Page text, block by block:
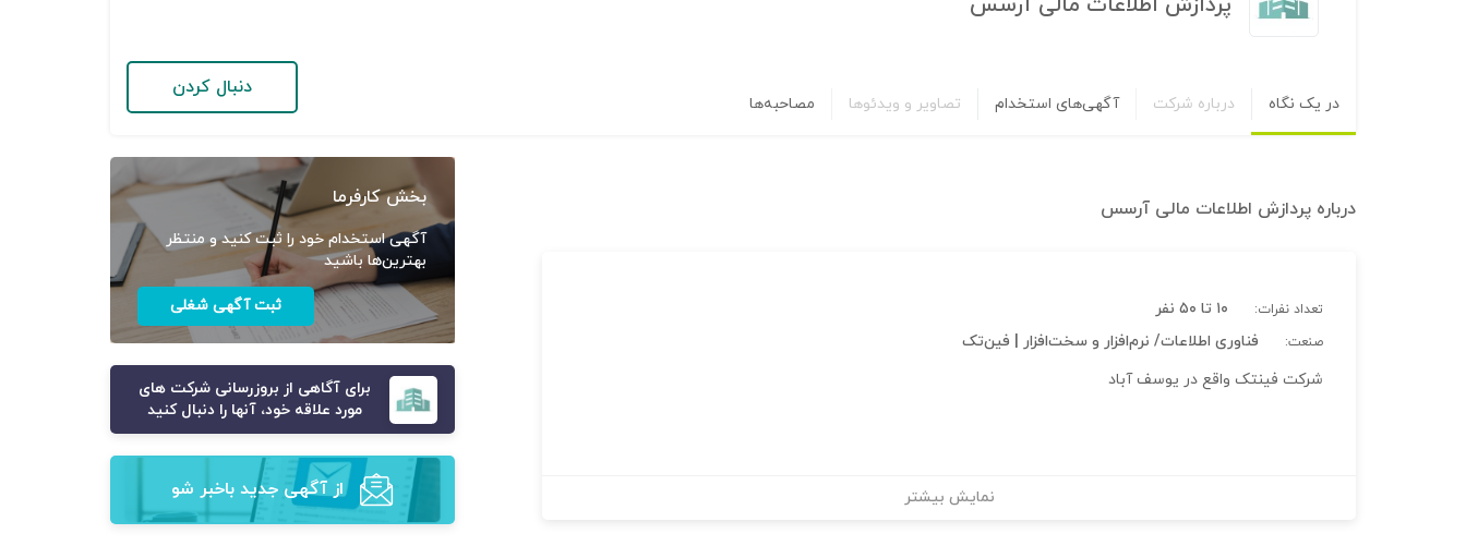
در یک نگاه درباره شرکت آگهی‌های استخدام تصاویر و ویدئوها مصاحبه‌ها
دنبال کردن
درباره پردازش اطلاعات مالی آرسس
تعداد نفرات: ۱۰ تا ۵۰ نفر
صنعت:
فناوری اطلاعات/ نرم‌افزار و سخت‌افزار | فین‌تک
شرکت فینتک واقع در یوسف آباد
نمایش بیشتر
بخش کارفرما
آگهی استخدام خود را ثبت کنید و منتظر
بهترین‌ها باشید
ثبت آگهی شغلی
برای آگاهی از بروزرسانی شرکت های
مورد علاقه خود، آنها را دنبال کنید
از آگهی‌ جدید باخبر شو